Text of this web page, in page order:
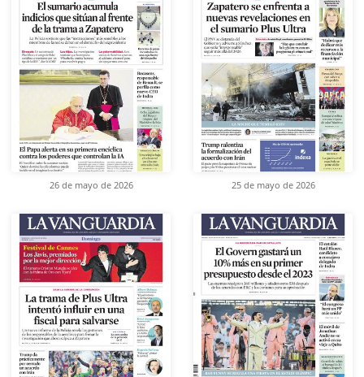
26 de mayo de 2026 25 de mayo de 2026